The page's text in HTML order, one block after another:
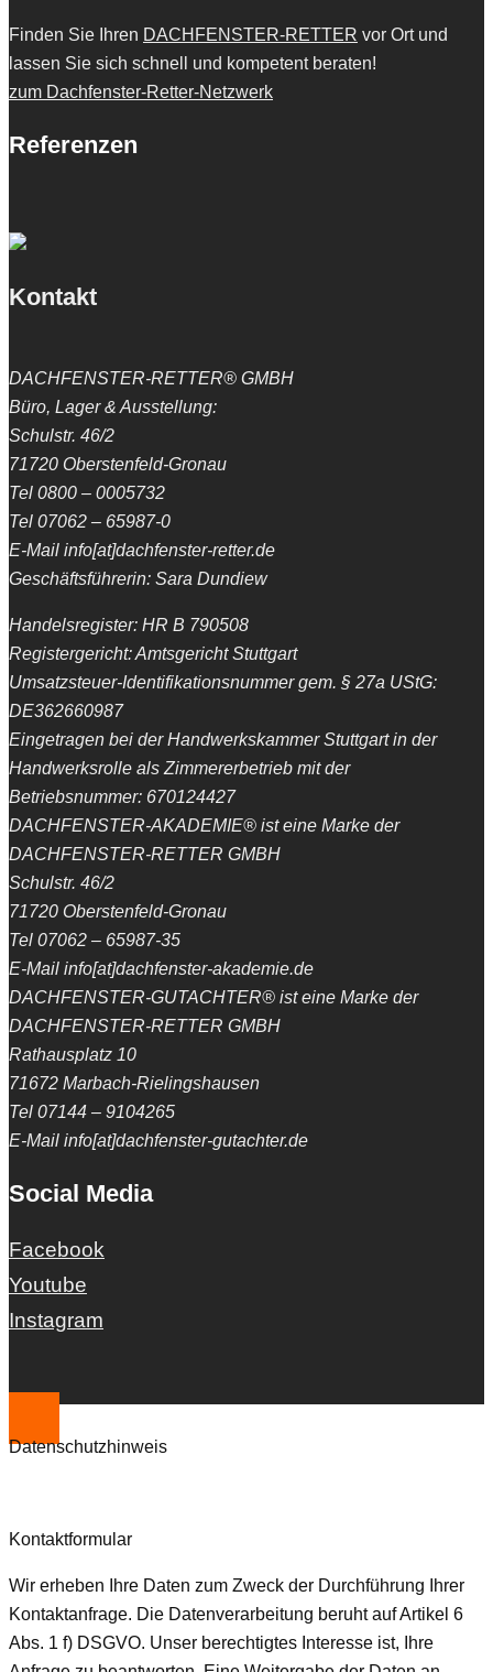
Finden Sie Ihren DACHFENSTER-RETTER vor Ort und
lassen Sie sich schnell und kompetent beraten!
zum Dachfenster-Retter-Netzwerk
Referenzen
Kontakt
DACHFENSTER-RETTER® GMBH
Büro, Lager & Ausstellung:
Schulstr. 46/2
71720 Oberstenfeld-Gronau
Tel 0800 – 0005732
Tel 07062 – 65987-0
E-Mail info[at]dachfenster-retter.de
Geschäftsführerin: Sara Dundiew
Handelsregister: HR B 790508
Registergericht: Amtsgericht Stuttgart
Umsatzsteuer-Identifikationsnummer gem. § 27a UStG:
DE362660987
Eingetragen bei der Handwerkskammer Stuttgart in der
Handwerksrolle als Zimmererbetrieb mit der
Betriebsnummer: 670124427
DACHFENSTER-AKADEMIE® ist eine Marke der
DACHFENSTER-RETTER GMBH
Schulstr. 46/2
71720 Oberstenfeld-Gronau
Tel 07062 – 65987-35
E-Mail info[at]dachfenster-akademie.de
DACHFENSTER-GUTACHTER® ist eine Marke der
DACHFENSTER-RETTER GMBH
Rathausplatz 10
71672 Marbach-Rielingshausen
Tel 07144 – 9104265
E-Mail info[at]dachfenster-gutachter.de
Social Media
Facebook
Youtube
Instagram
Datenschutzhinweis
Kontaktformular
Wir erheben Ihre Daten zum Zweck der Durchführung Ihrer
Kontaktanfrage. Die Datenverarbeitung beruht auf Artikel 6
Abs. 1 f) DSGVO. Unser berechtigtes Interesse ist, Ihre